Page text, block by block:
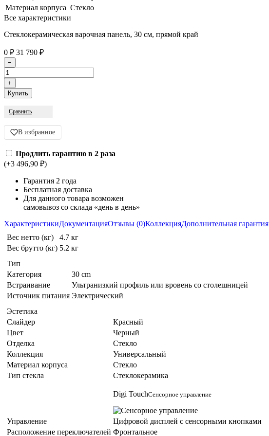
Материал корпуса Стекло
Все характеристики
Cтеклокерамическая варочная панель, 30 см, прямой край
0 ₽ 31 790 ₽
Сравнить
В избранное
Продлить гарантию в 2 раза
(+3 496,90 ₽)
Гарантия 2 года
Бесплатная доставка
Для данного товара возможен
самовывоз со склада «день в день»
ХарактеристикиДокументацияОтзывы (0)КоллекцияДополнительная гарантия
Вес нетто (кг)
4.7 кг
Вес брутто (кг) 5.2 кг
Тип
Категория
30 cm
Встраивание
Ультранизкий профиль или вровень со столешницей
Источник питания Электрический
Эстетика
Слайдер
Красный
Цвет
Черный
Отделка
Стекло
Коллекция
Универсальный
Материал корпуса
Стекло
Тип стекла
Стеклокерамика
Digi TouchСенсорное управление
Управление
Цифровой дисплей с сенсорными кнопками
Расположение переключателей Фронтальное